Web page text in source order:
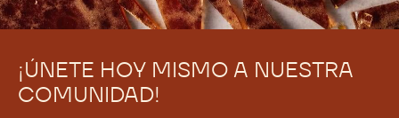
¡ÚNETE HOY MISMO A NUESTRA
COMUNIDAD!